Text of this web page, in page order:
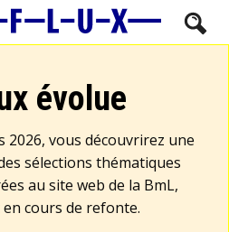
évolue
vous découvrirez une
sélections thématiques
au site web de la BmL,
cours de refonte.